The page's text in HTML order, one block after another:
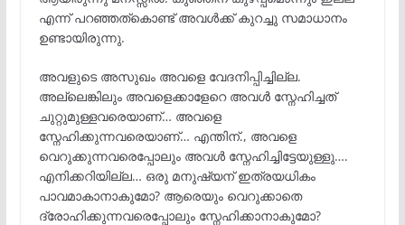
എന്ന് പറഞ്ഞത്കൊണ്ട് അവൾക്ക് കുറച്ചു സമാധാനം
ഉണ്ടായിരുന്നു.
അവളുടെ അസുഖം അവളെ വേദനിപ്പിച്ചില്ല.
അല്ലെങ്കിലും അവളെക്കാളേറെ അവൾ സ്നേഹിച്ചത്
ചുറ്റുമുള്ളവരെയാണ്… അവളെ
സ്നേഹിക്കുന്നവരെയാണ്… എന്തിന്., അവളെ
വെറുക്കുന്നവരെപ്പോലും അവൾ സ്നേഹിച്ചിട്ടേയുള്ളു….
എനിക്കറിയില്ല… ഒരു മനുഷ്യന് ഇത്രയധികം
പാവമാകാനാകുമോ? ആരെയും വെറുക്കാതെ
ദ്രോഹിക്കുന്നവരെപ്പോലും സ്നേഹിക്കാനാകുമോ?